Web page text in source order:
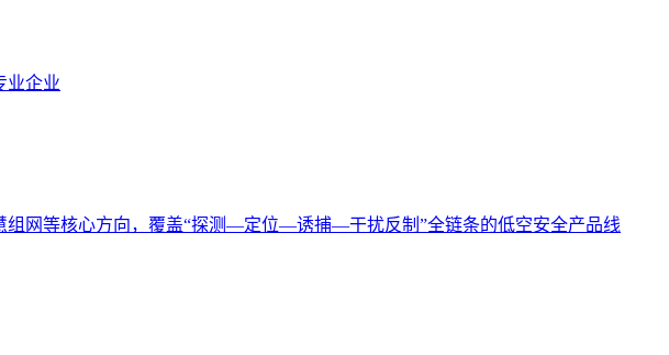
业企业
组网等核心方向，覆盖“探测—定位—诱捕—干扰反制”全链条的低空安全产品线